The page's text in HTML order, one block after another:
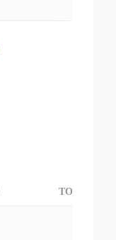
TOP3交易国